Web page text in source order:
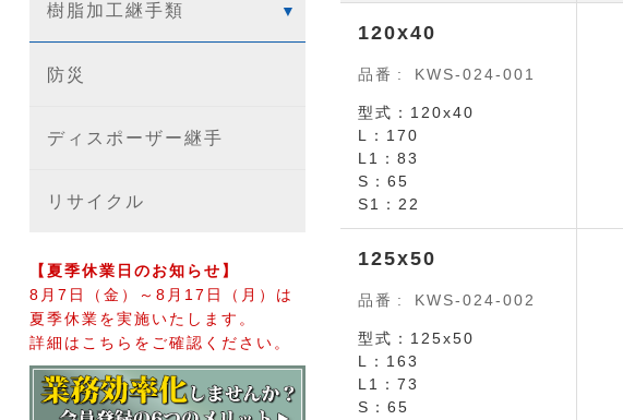
120x40
品番 KWS-024-001
型式：120x40
L：170
L1：83
S：65
S1：22
125x50
品番 KWS-024-002
型式：125x50
L：163
L1：73
S：65
樹脂加工継手類
防災
ディスポーザー継手
リサイクル
【夏季休業日のお知らせ】
8月7日（金）～8月17日（月）は
夏季休業を実施いたします。
詳細はこちらをご確認ください。